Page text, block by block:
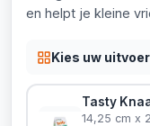
en helpt je kleine
Kies uw
Tasty
14,25 cm x